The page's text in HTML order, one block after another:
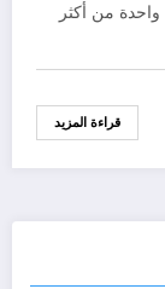
واحدة من أكثر
قراءة المزيد